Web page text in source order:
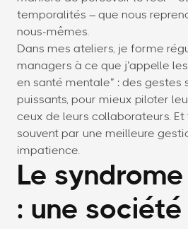
temporalités – que nous
nous-mêmes.
Dans mes ateliers, je forme
managers à ce que j’appelle
en santé mentale” : des gestes
puissants, pour mieux piloter
ceux de leurs collaborateurs.
souvent par une meilleure
impatience.
Le
: une société